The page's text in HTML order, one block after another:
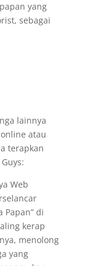
yang
sebagai
lainnya
atau
terapkan
Web
Papan” di
kerap
menolong
yang